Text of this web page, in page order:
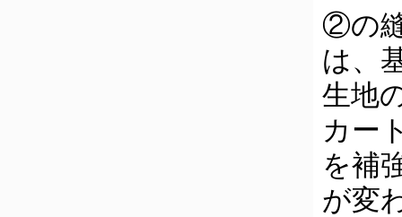
②の
は、
生地
カー
を補
が変